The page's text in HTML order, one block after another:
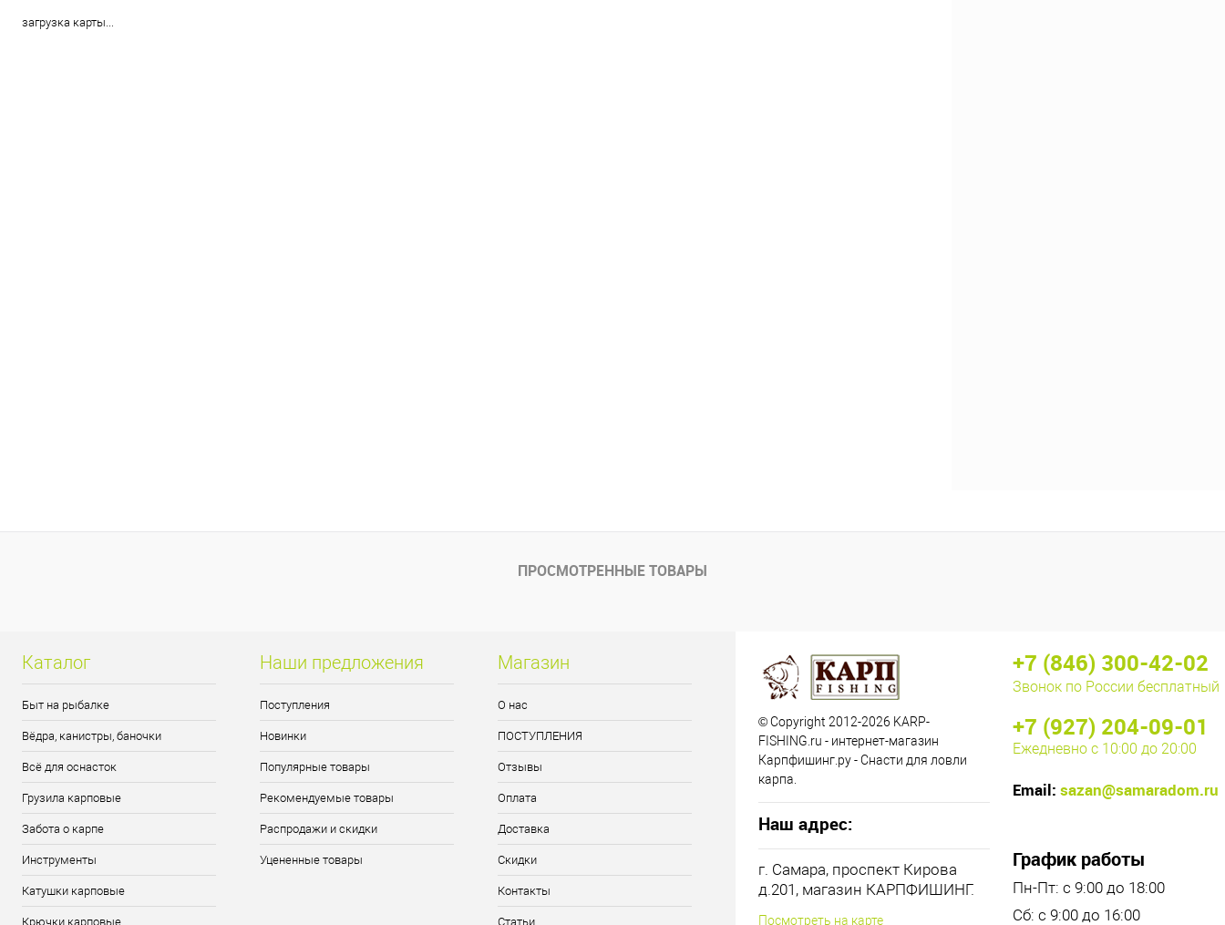
загрузка карты...
ПРОСМОТРЕННЫЕ ТОВАРЫ
Каталог
Быт на рыбалке
Вёдра, канистры, баночки
Всё для оснасток
Грузила карповые
Забота о карпе
Инструменты
Катушки карповые
Крючки карповые
Наши предложения
Поступления
Новинки
Популярные товары
Рекомендуемые товары
Распродажи и скидки
Уцененные товары
Магазин
О нас
ПОСТУПЛЕНИЯ
Отзывы
Оплата
Доставка
Скидки
Контакты
Статьи
© Copyright 2012-2026 KARP-
FISHING.ru - интернет-магазин
Карпфишинг.ру - Снасти для ловли
карпа.
Наш адрес:
г. Самара, проспект Кирова
д.201, магазин КАРПФИШИНГ.
Посмотреть на карте
+7 (846) 300-42-02
Звонок по России бесплатный
+7 (927) 204-09-01
Ежедневно с 10:00 до 20:00
Email: sazan@samaradom.ru
График работы
Пн-Пт: с 9:00 до 18:00
Сб: с 9:00 до 16:00